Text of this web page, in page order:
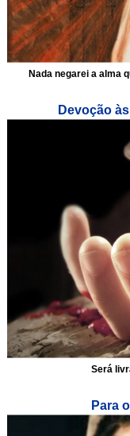
Nada negarei a alma
Devoção
Será
Para